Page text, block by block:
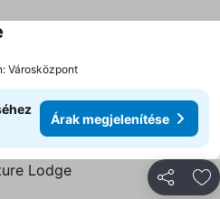
Városközpont
Árak megjelenítése